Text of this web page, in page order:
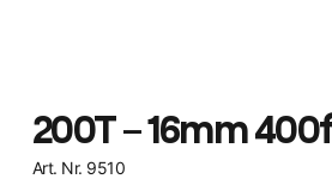
200T – 16mm
Art. Nr. 9510